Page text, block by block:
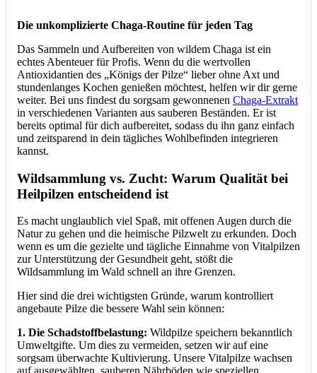
Die unkomplizierte Chaga-Routine für jeden Tag
Das Sammeln und Aufbereiten von wildem Chaga ist ein
echtes Abenteuer für Profis. Wenn du die wertvollen
Antioxidantien des „Königs der Pilze“ lieber ohne Axt und
stundenlanges Kochen genießen möchtest, helfen wir dir gerne
weiter. Bei uns findest du sorgsam gewonnenen Chaga-Extrakt
in verschiedenen Varianten aus sauberen Beständen. Er ist
bereits optimal für dich aufbereitet, sodass du ihn ganz einfach
und zeitsparend in dein tägliches Wohlbefinden integrieren
kannst.
Wildsammlung vs. Zucht: Warum Qualität bei
Heilpilzen entscheidend ist
Es macht unglaublich viel Spaß, mit offenen Augen durch die
Natur zu gehen und die heimische Pilzwelt zu erkunden. Doch
wenn es um die gezielte und tägliche Einnahme von Vitalpilzen
zur Unterstützung der Gesundheit geht, stößt die
Wildsammlung im Wald schnell an ihre Grenzen.
Hier sind die drei wichtigsten Gründe, warum kontrolliert
angebaute Pilze die bessere Wahl sein können:
1. Die Schadstoffbelastung: Wildpilze speichern bekanntlich
Umweltgifte. Um dies zu vermeiden, setzen wir auf eine
sorgsam überwachte Kultivierung. Unsere Vitalpilze wachsen